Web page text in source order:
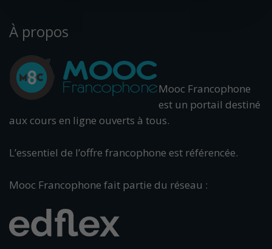
À propos
Mooc Francophone
est un portail destiné
aux cours en ligne ouverts à tous.
L’essentiel de l’offre francophone est référencée.
Mooc Francophone fait partie du réseau :